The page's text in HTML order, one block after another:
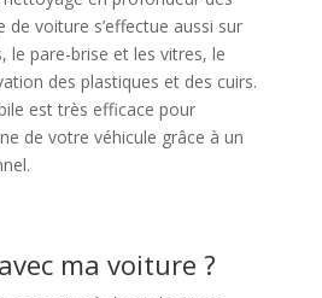
voiture s’effectue aussi sur
le pare-brise et les vitres, le
des plastiques et des cuirs.
est très efficace pour
de votre véhicule grâce à un
ma voiture ?